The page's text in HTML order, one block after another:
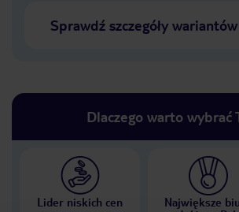
Sprawdź szczegóły
Dlaczego warto wybrać
Lider niskich cen
Największe